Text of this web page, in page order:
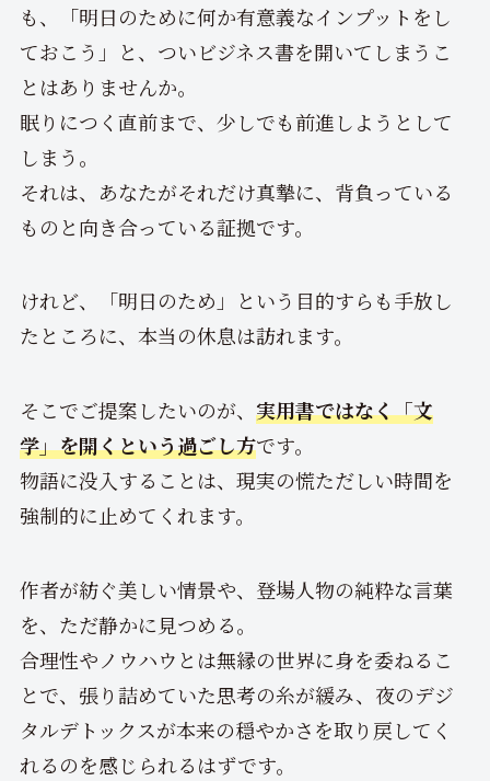
も、「明日のために何か有意義なインプットをし
ておこう」と、ついビジネス書を開いてしまうこ
とはありませんか。
眠りにつく直前まで、少しでも前進しようとして
しまう。
それは、あなたがそれだけ真摯に、背負っている
ものと向き合っている証拠です。
けれど、「明日のため」という目的すらも手放し
たところに、本当の休息は訪れます。
そこでご提案したいのが、 実用書ではなく「文
学」を開くという過ごし方です。
物語に没入することは、現実の慌ただしい時間を
強制的に止めてくれます。
作者が紡ぐ美しい情景や、登場人物の純粋な言葉
を、ただ静かに見つめる。
合理性やノウハウとは無縁の世界に身を委ねるこ
とで、張り詰めていた思考の糸が緩み、夜のデジ
タルデトックスが本来の穏やかさを取り戻してく
れるのを感じられるはずです。